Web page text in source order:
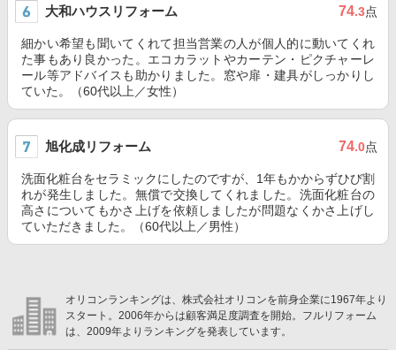
大和ハウスリフォーム 74.3点
細かい希望も聞いてくれて担当営業の人が個人的に動いてくれ
た事もあり良かった。エコカラットやカーテン・ピクチャーレ
ール等アドバイスも助かりました。窓や扉・建具がしっかりし
ていた。（60代以上／女性）
旭化成リフォーム 74.0点
洗面化粧台をセラミックにしたのですが、1年もかからずひび割
れが発生しました。無償で交換してくれました。洗面化粧台の
高さについてもかさ上げを依頼しましたが問題なくかさ上げし
ていただきました。（60代以上／男性）
オリコンランキングは、株式会社オリコンを前身企業に1967年より
スタート。2006年からは顧客満足度調査を開始。フルリフォーム
は、2009年よりランキングを発表しています。